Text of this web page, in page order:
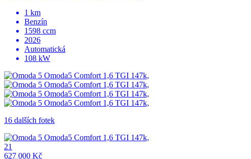
1 km
Benzín
1598 ccm
2026
Automatická
108 kW
16 dalších fotek
21
627 000 Kč